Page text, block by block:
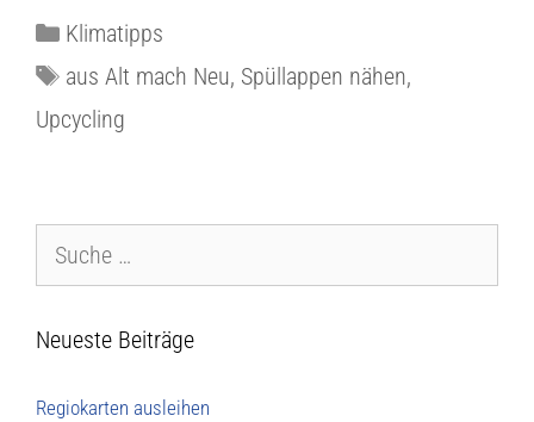
Klimatipps
aus Alt mach Neu, Spüllappen nähen,
Upcycling
Neueste Beiträge
Regiokarten ausleihen